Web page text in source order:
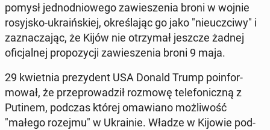
pomysł jednod­niowego za­w­ieszenia broni w wojnie
rosyjsko-ukraińskiej, określa­jąc go jako "nieucz­ci­wy" i
za­z­nacza­jąc, że Kijów nie otrzy­mał jeszcze żadnej
ofic­jal­nej propozy­cji za­w­ieszenia broni 9 maja.
29 kwiet­nia prezy­dent USA Donald Trump poin­for­
mował, że przeprowadz­ił rozmowę tele­fon­iczną z
Putinem, podczas której omaw­iano możli­wość
"małego rozejmu" w Ukrainie. Władze w Kijowie pod­